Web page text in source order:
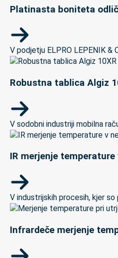
Platinasta boniteta
V podjetju ELPRO LEPENIK
Robustna tablica Algiz
V sodobni industriji mobilna
IR merjenje
V industrijskih procesih, kjer
Infrardeče merjenje